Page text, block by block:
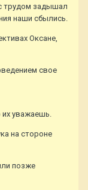
трудом задышал
наши сбылись.
Оксане,
свое
их уважаешь.
на стороне
позже